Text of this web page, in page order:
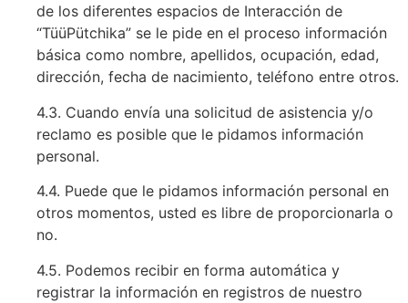
de los diferentes espacios de Interacción de
“TüüPütchika” se le pide en el proceso información
básica como nombre, apellidos, ocupación, edad,
dirección, fecha de nacimiento, teléfono entre otros.
4.3. Cuando envía una solicitud de asistencia y/o
reclamo es posible que le pidamos información
personal.
4.4. Puede que le pidamos información personal en
otros momentos, usted es libre de proporcionarla o
no.
4.5. Podemos recibir en forma automática y
registrar la información en registros de nuestro